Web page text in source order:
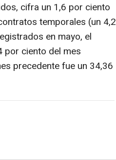
cifra un 1,6 por ciento
temporales (un 4,2
en mayo, el
por ciento del mes
precedente fue un 34,36